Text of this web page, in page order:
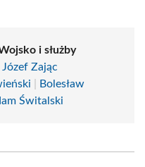
i służby
Józef Zając
Bolesław
Świtalski